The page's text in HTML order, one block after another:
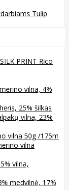
Tulip
PRINT Rico
vilna, 4%
25% šilkas
vilna, 23%
vilna 50g /175m
vilna
vilna,
medvilnė, 17%